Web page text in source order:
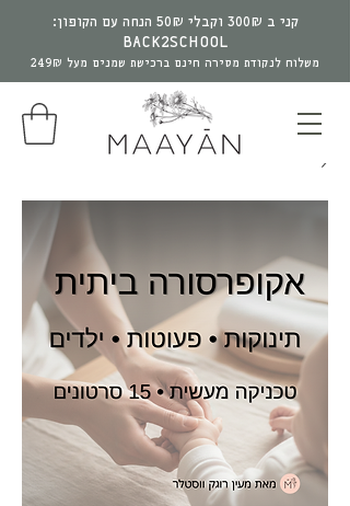
קני ב 300₪ וקבלי 50₪ הנחה עם הקופון:
BACK2SCHOOL
משלוח לנקודת מסירה חינם ברכישת שמנים מעל 249₪